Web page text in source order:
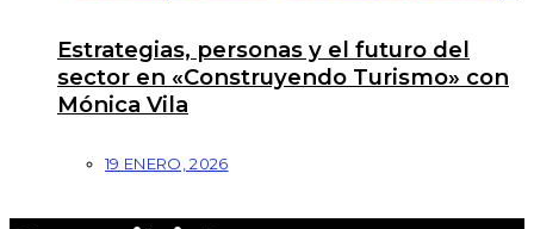
Estrategias, personas y el futuro del
sector en «Construyendo Turismo» con
Mónica Vila
19 ENERO, 2026